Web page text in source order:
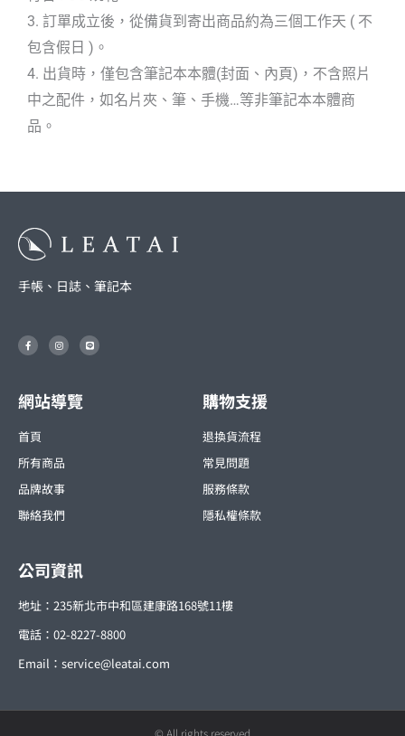
3. 訂單成立後，從備貨到寄出商品約為三個工作天 ( 不
包含假日 )。
4. 出貨時，僅包含筆記本本體(封面、內頁)，不含照片
中之配件，如名片夾、筆、手機…等非筆記本本體商
品。
手帳、日誌、筆記本
F
a
c
k
-
I
n
s
r
a
m
L
i
n
網站導覽
首頁
所有商品
品牌故事
聯絡我們
購物支援
退換貨流程
常見問題
服務條款
隱私權條款
公司資訊
地址：235新北市中和區建康路168號11樓
電話：02-8227-8800
Email： service@leatai.com
© All rights reserved